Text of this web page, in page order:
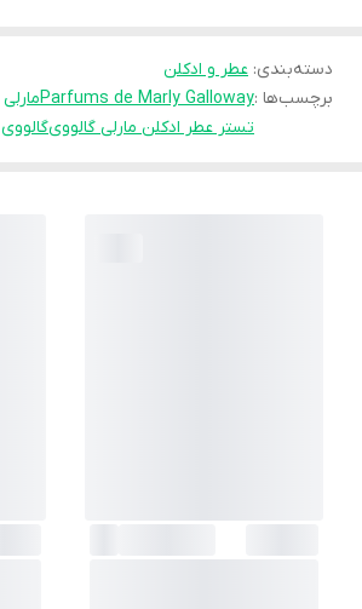
دسته‌بندی: عطر و ادکلن
برچسب‌ها :Parfums de Marly Gallowayمارلی
تستر عطر ادکلن مارلی گالوویگالووی